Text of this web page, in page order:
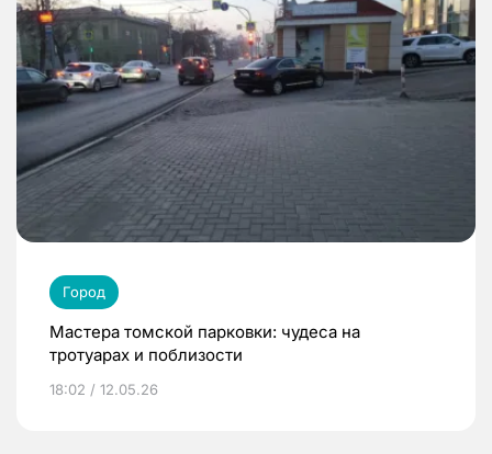
Город
Мастера томской парковки: чудеса на
тротуарах и поблизости
18:02 / 12.05.26